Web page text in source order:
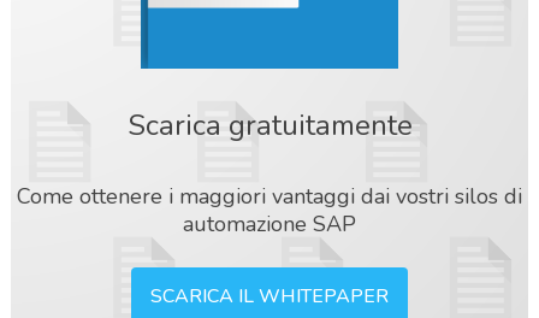
Scarica gratuitamente
Come ottenere i maggiori vantaggi dai vostri silos di
automazione SAP
SCARICA IL WHITEPAPER